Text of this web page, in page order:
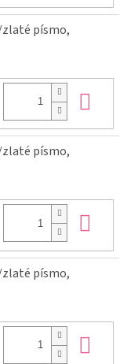
zlaté písmo,
zlaté písmo,
zlaté písmo,